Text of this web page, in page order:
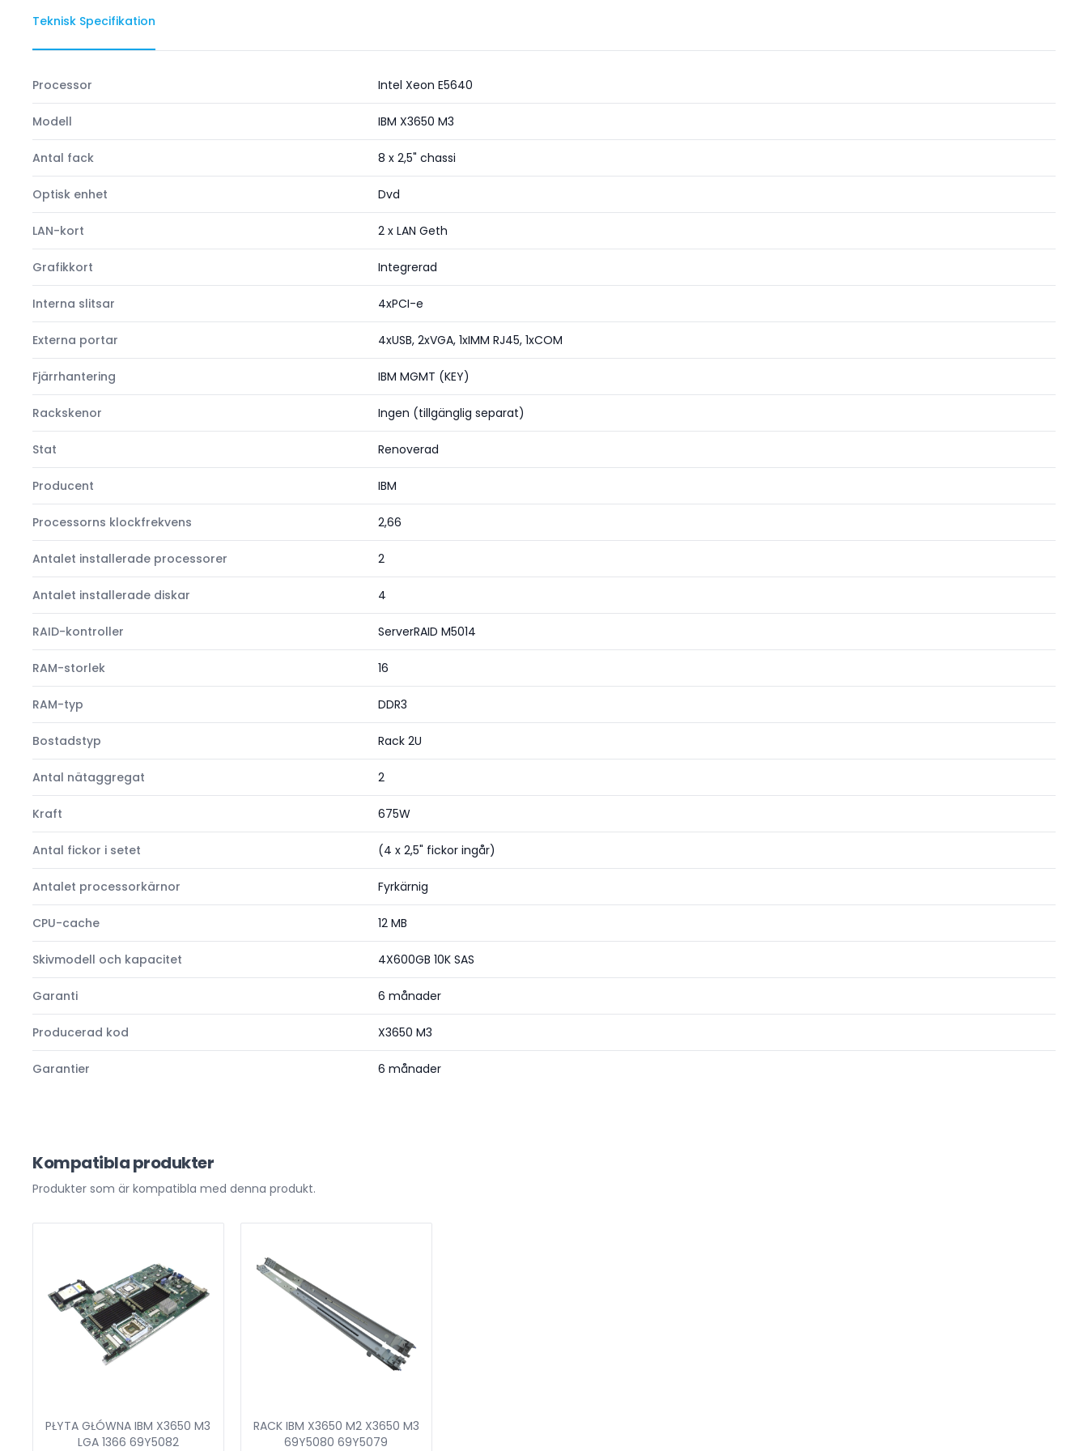
Teknisk Specifikation
Processor Intel Xeon E5640
Modell IBM X3650 M3
Antal fack 8 x 2,5" chassi
Optisk enhet Dvd
LAN-kort 2 x LAN Geth
Grafikkort Integrerad
Interna slitsar 4xPCI-e
Externa portar 4xUSB, 2xVGA, 1xIMM RJ45, 1xCOM
Fjärrhantering IBM MGMT (KEY)
Rackskenor Ingen (tillgänglig separat)
Stat Renoverad
Producent IBM
Processorns klockfrekvens 2,66
Antalet installerade processorer 2
Antalet installerade diskar 4
RAID-kontroller ServerRAID M5014
RAM-storlek 16
RAM-typ DDR3
Bostadstyp Rack 2U
Antal nätaggregat 2
Kraft 675W
Antal fickor i setet (4 x 2,5" fickor ingår)
Antalet processorkärnor Fyrkärnig
CPU-cache 12 MB
Skivmodell och kapacitet 4X600GB 10K SAS
Garanti 6 månader
Producerad kod X3650 M3
Garantier 6 månader
Kompatibla produkter
Produkter som är kompatibla med denna produkt.
PŁYTA GŁÓWNA IBM X3650 M3
LGA 1366 69Y5082
RACK IBM X3650 M2 X3650 M3
69Y5080 69Y5079